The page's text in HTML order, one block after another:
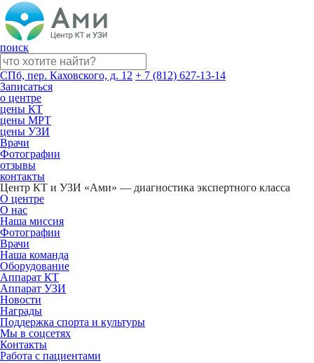
поиск
СПб, пер. Каховского, д. 12 + 7 (812) 627-13-14
Записаться
о центре
цены КТ
цены МРТ
цены УЗИ
Врачи
Фотографии
отзывы
контакты
Центр КТ и УЗИ «Ами» — диагностика экспертного класса
О центре
О нас
Наша миссия
Фотографии
Врачи
Наша команда
Оборудование
Аппарат КТ
Аппарат УЗИ
Новости
Награды
Поддержка спорта и культуры
Мы в соцсетях
Контакты
Работа с пациентами